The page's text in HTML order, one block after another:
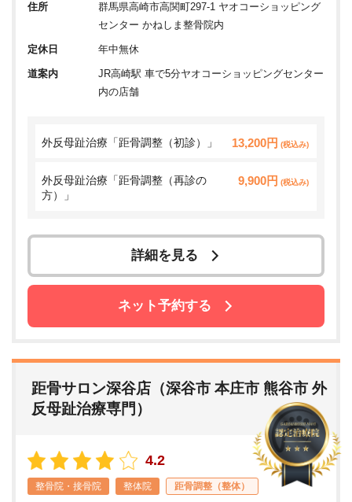
住所
群馬県高崎市高関町297-1 ヤオコーショッピング
センター かねしま整骨院内
定休日 年中無休
道案内
JR高崎駅 車で5分ヤオコーショッピングセンター
内の店舗
外反母趾治療「距骨調整（初診）」 13,200円 (税込み)
外反母趾治療「距骨調整（再診の
方）」
9,900円 (税込み)
詳細を見る
ネット予約する
距骨サロン深谷店（深谷市 本庄市 熊谷市 外
反母趾治療専門）
4.2
整骨院・接骨院 整体院 距骨調整（整体）